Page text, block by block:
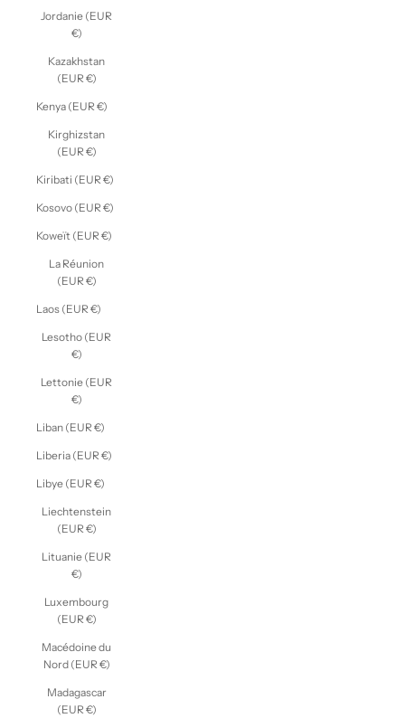
Jordanie (EUR
€)
Kazakhstan
(EUR €)
Kenya (EUR €)
Kirghizstan
(EUR €)
Kiribati (EUR €)
Kosovo (EUR €)
Koweït (EUR €)
La Réunion
(EUR €)
Laos (EUR €)
Lesotho (EUR
€)
Lettonie (EUR
€)
Liban (EUR €)
Liberia (EUR €)
Libye (EUR €)
Liechtenstein
(EUR €)
Lituanie (EUR
€)
Luxembourg
(EUR €)
Macédoine du
Nord (EUR €)
Madagascar
(EUR €)